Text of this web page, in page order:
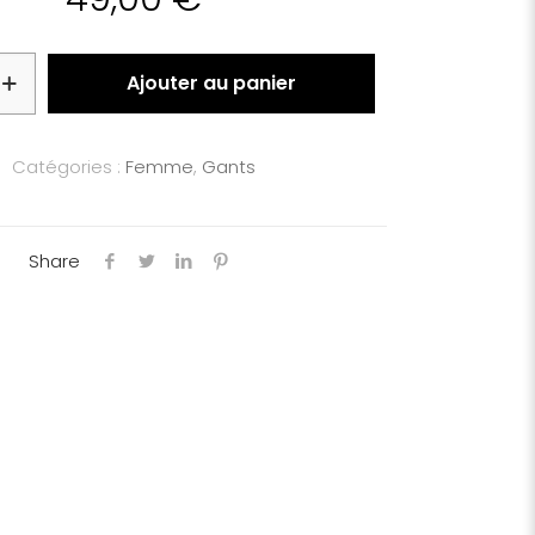
Ajouter au panier
Catégories : Femme, Gants
Share